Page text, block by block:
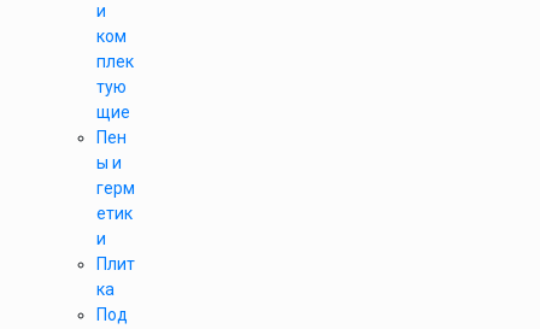
и
ком
плек
тую
щие
Пен
ы и
герм
етик
и
Плит
ка
Под